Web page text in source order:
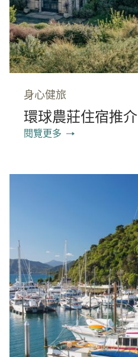
身心健旅
環球農莊住宿推介
閱覽更多